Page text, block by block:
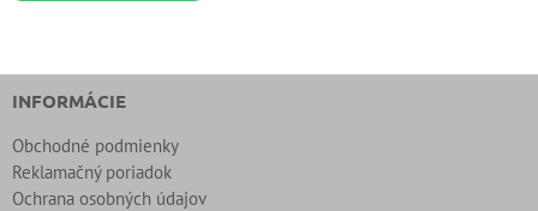
INFORMÁCIE
Obchodné podmienky
Reklamačný poriadok
Ochrana osobných údajov